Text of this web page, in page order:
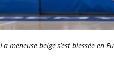
La meneuse belge s’est blessée en